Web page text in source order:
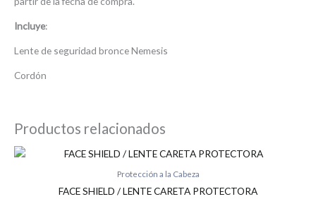
Incluye:
Lente de seguridad bronce Nemesis
Cordón
Productos relacionados
Protección a la Cabeza
FACE SHIELD / LENTE CARETA PROTECTORA